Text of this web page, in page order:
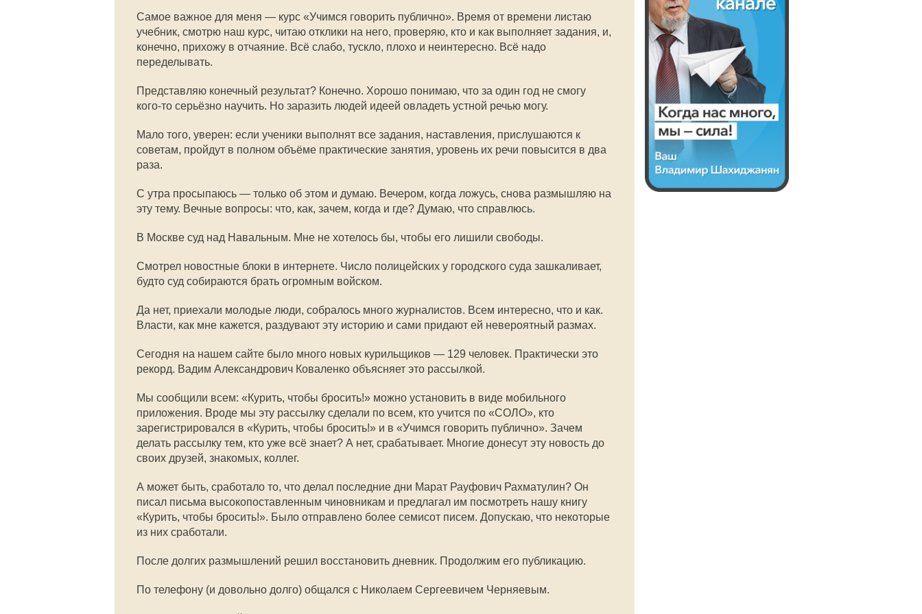
Самое важное для меня — курс «Учимся говорить публично». Время от времени листаю
учебник, смотрю наш курс, читаю отклики на него, проверяю, кто и как выполняет задания, и,
конечно, прихожу в отчаяние. Всё слабо, тускло, плохо и неинтересно. Всё надо
переделывать.
Представляю конечный результат? Конечно. Хорошо понимаю, что за один год не смогу
кого-то серьёзно научить. Но заразить людей идеей овладеть устной речью могу.
Мало того, уверен: если ученики выполнят все задания, наставления, прислушаются к
советам, пройдут в полном объёме практические занятия, уровень их речи повысится в два
раза.
С утра просыпаюсь — только об этом и думаю. Вечером, когда ложусь, снова размышляю на
эту тему. Вечные вопросы: что, как, зачем, когда и где? Думаю, что справлюсь.
В Москве суд над Навальным. Мне не хотелось бы, чтобы его лишили свободы.
Смотрел новостные блоки в интернете. Число полицейских у городского суда зашкаливает,
будто суд собираются брать огромным войском.
Да нет, приехали молодые люди, собралось много журналистов. Всем интересно, что и как.
Власти, как мне кажется, раздувают эту историю и сами придают ей невероятный размах.
Сегодня на нашем сайте было много новых курильщиков — 129 человек. Практически это
рекорд. Вадим Александрович Коваленко объясняет это рассылкой.
Мы сообщили всем: «Курить, чтобы бросить!» можно установить в виде мобильного
приложения. Вроде мы эту рассылку сделали по всем, кто учится по «СОЛО», кто
зарегистрировался в «Курить, чтобы бросить!» и в «Учимся говорить публично». Зачем
делать рассылку тем, кто уже всё знает? А нет, срабатывает. Многие донесут эту новость до
своих друзей, знакомых, коллег.
А может быть, сработало то, что делал последние дни Марат Рауфович Рахматулин? Он
писал письма высокопоставленным чиновникам и предлагал им посмотреть нашу книгу
«Курить, чтобы бросить!». Было отправлено более семисот писем. Допускаю, что некоторые
из них сработали.
После долгих размышлений решил восстановить дневник. Продолжим его публикацию.
По телефону (и довольно долго) общался с Николаем Сергеевичем Черняевым.